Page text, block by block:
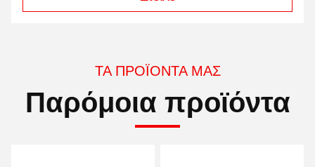
ΤΑ ΠΡΟΪΌΝΤΑ ΜΑΣ
Παρόμοια προϊόντα